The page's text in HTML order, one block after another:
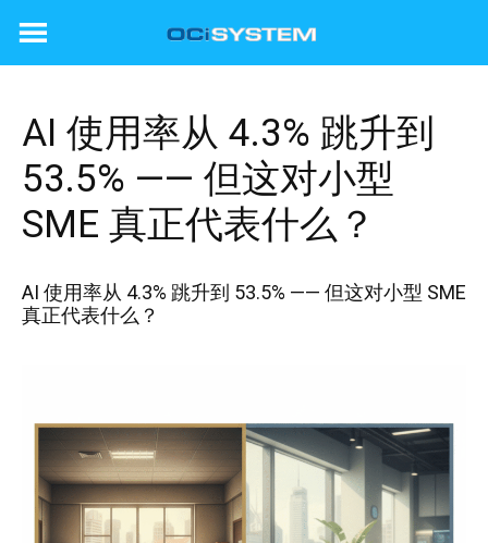
AI 使用率从 4.3% 跳升到
53.5% —— 但这对小型
SME 真正代表什么？
AI 使用率从 4.3% 跳升到 53.5% —— 但这对小型 SME
真正代表什么？